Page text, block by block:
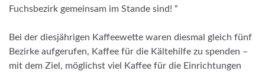
Fuchsbezirk gemeinsam im Stande sind! “
Bei der diesjährigen Kaffeewette waren diesmal gleich fünf
Bezirke aufgerufen, Kaffee für die Kältehilfe zu spenden –
mit dem Ziel, möglichst viel Kaffee für die Einrichtungen